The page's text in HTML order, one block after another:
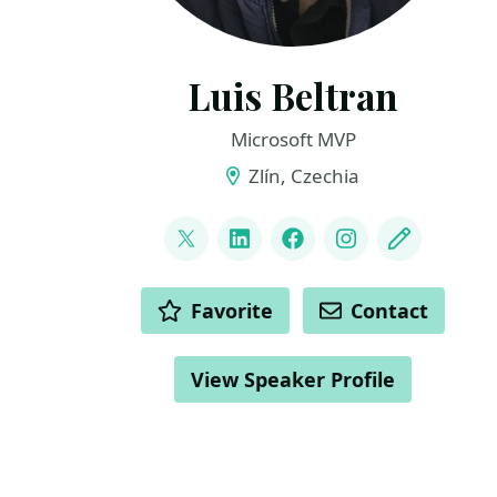
Luis Beltran
Microsoft MVP
Zlín, Czechia
@darkicebeam
LinkedInFacebookInstagram
Blog
ACTIONS Favorite Contact
View Speaker Profile